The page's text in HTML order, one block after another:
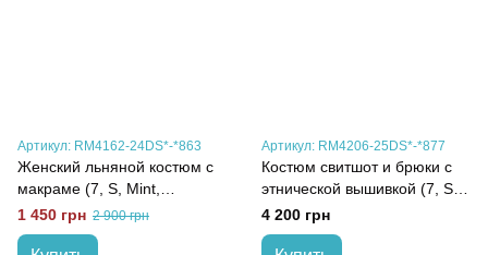
Артикул: RM4162-24DS*-*863
Женский льняной костюм с
макраме (7, S, Mint,
зелений)
1 450 грн 2 900 грн
Артикул: RM4206-25DS*-*877
Костюм свитшот и брюки с
этнической вышивкой (7, S,
Fresh lime, хакі)
4 200 грн